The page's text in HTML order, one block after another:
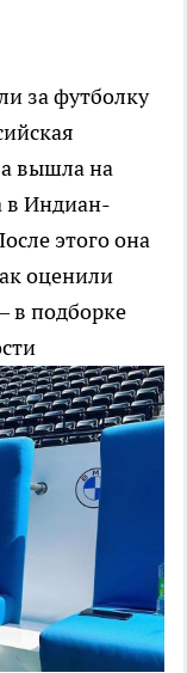
за футболку
вышла на
в Индиан-
этого она
оценили
в подборке